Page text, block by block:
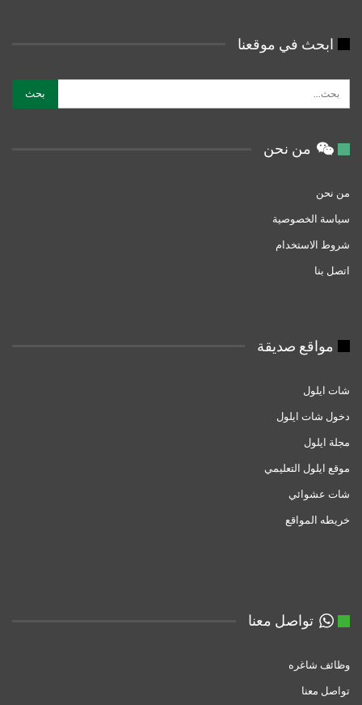
ابحث في موقعنا
من نحن
من نحن
سياسة الخصوصية
شروط الاستخدام
اتصل بنا
مواقع صديقة
شات ايلول
دخول شات ايلول
مجلة ايلول
موقع ايلول التعليمي
شات عشوائي
خريطه المواقع
تواصل معنا
وظائف شاغره
تواصل معنا